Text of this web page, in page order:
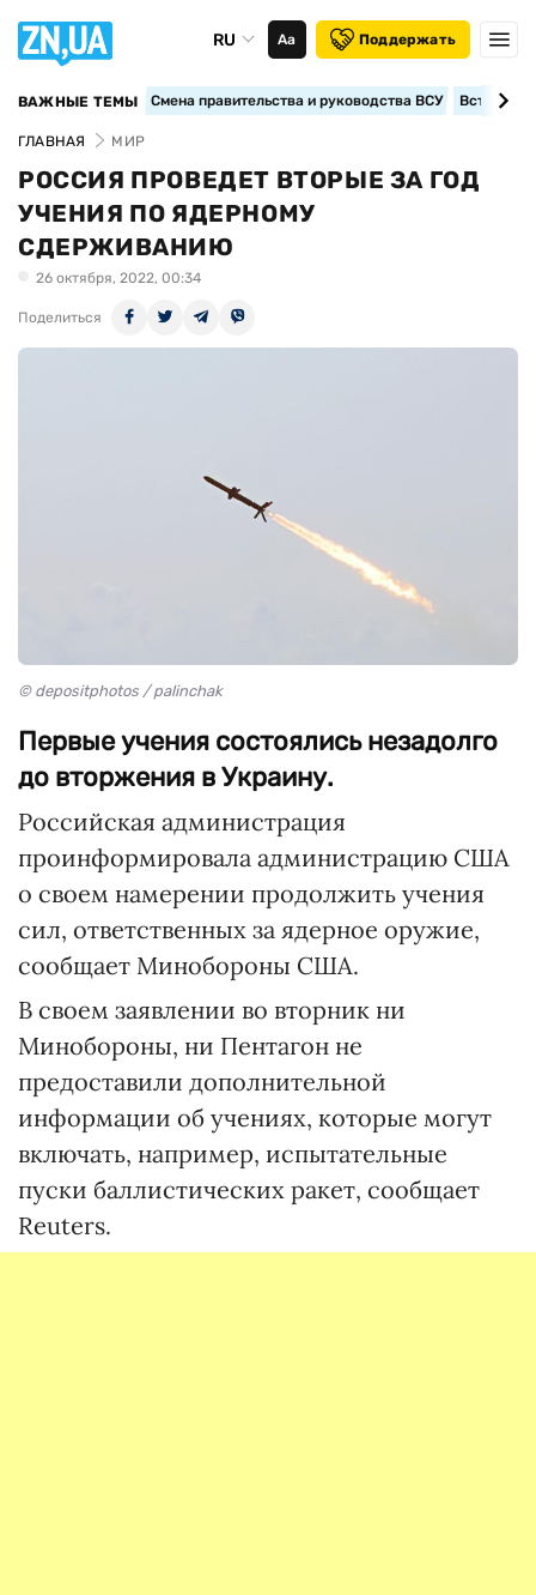
RU Аа Поддержать
ВАЖНЫЕ ТЕМЫ Смена правительства и руководства ВСУ
ГЛАВНАЯ МИР
РОССИЯ ПРОВЕДЕТ ВТОРЫЕ ЗА ГОД
УЧЕНИЯ ПО ЯДЕРНОМУ
СДЕРЖИВАНИЮ
26 октября, 2022, 00:34
Поделиться
© depositphotos / palinchak
Первые учения состоялись незадолго
до вторжения в Украину.
Российская администрация
проинформировала администрацию США
о своем намерении продолжить учения
сил, ответственных за ядерное оружие,
сообщает Минобороны США.
В своем заявлении во вторник ни
Минобороны, ни Пентагон не
предоставили дополнительной
информации об учениях, которые могут
включать, например, испытательные
пуски баллистических ракет, сообщает
Reuters.